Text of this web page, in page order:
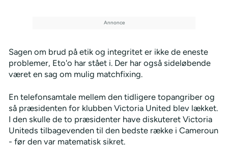
Sagen om brud på etik og integritet er ikke de eneste
problemer, Eto'o har stået i. Der har også sideløbende
været en sag om mulig matchfixing.
En telefonsamtale mellem den tidligere topangriber og
så præsidenten for klubben Victoria United blev lækket.
I den skulle de to præsidenter have diskuteret Victoria
Uniteds tilbagevenden til den bedste række i Cameroun
- før den var matematisk sikret.